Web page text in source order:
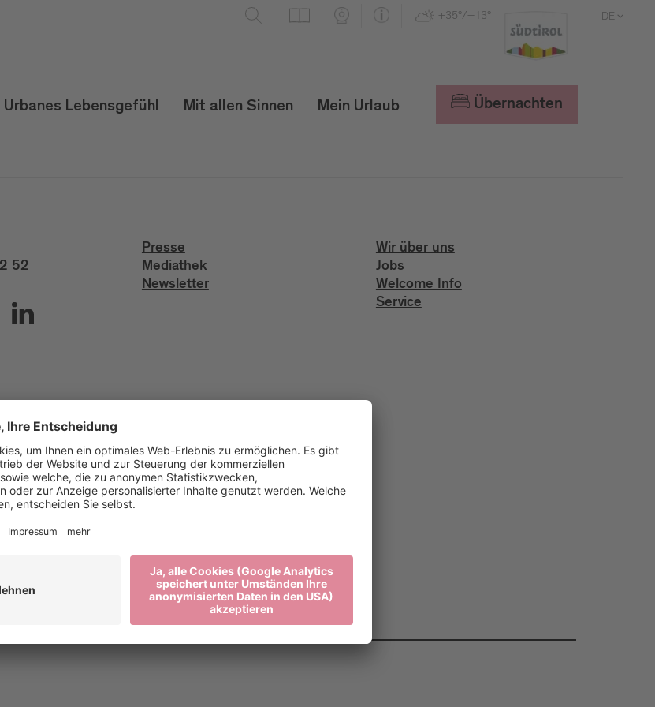
+35°/+13° DE
Urbanes Lebensgefühl Mit allen Sinnen Mein Urlaub Übernachten
52
Presse
Mediathek
Newsletter
Wir über uns
Jobs
Welcome Info
Service